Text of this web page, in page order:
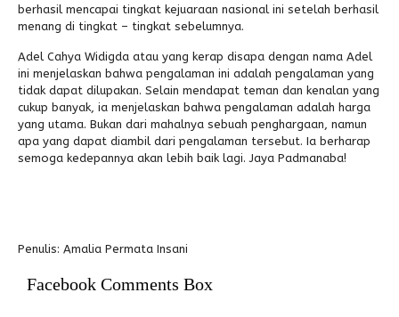
berhasil mencapai tingkat kejuaraan nasional ini setelah berhasil
menang di tingkat – tingkat sebelumnya.
Adel Cahya Widigda atau yang kerap disapa dengan nama Adel
ini menjelaskan bahwa pengalaman ini adalah pengalaman yang
tidak dapat dilupakan. Selain mendapat teman dan kenalan yang
cukup banyak, ia menjelaskan bahwa pengalaman adalah harga
yang utama. Bukan dari mahalnya sebuah penghargaan, namun
apa yang dapat diambil dari pengalaman tersebut. Ia berharap
semoga kedepannya akan lebih baik lagi. Jaya Padmanaba!
Penulis: Amalia Permata Insani
Facebook Comments Box